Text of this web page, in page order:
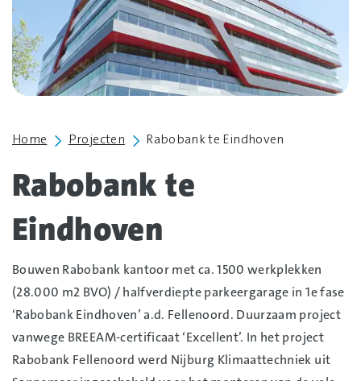
Home Projecten Rabobank te Eindhoven
Rabobank te
Eindhoven
Bouwen Rabobank kantoor met ca. 1500 werkplekken
(28.000 m2 BVO) / halfverdiepte parkeergarage in 1e fase
‘Rabobank Eindhoven’ a.d. Fellenoord. Duurzaam project
vanwege BREEAM-certificaat ‘Excellent’. In het project
Rabobank Fellenoord werd Nijburg Klimaattechniek uit